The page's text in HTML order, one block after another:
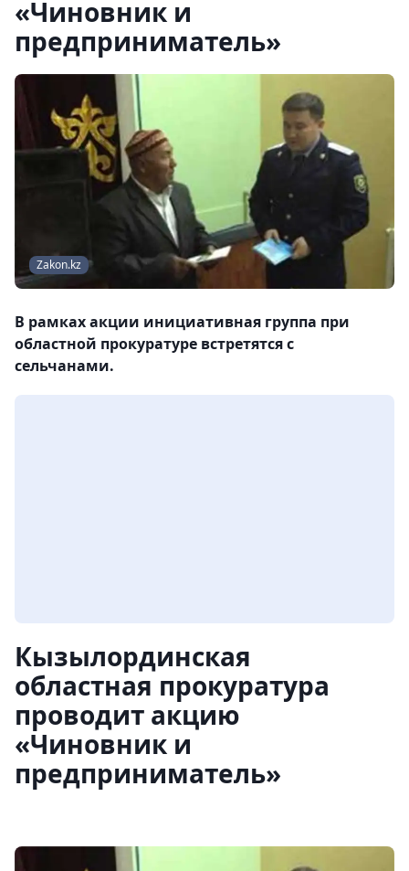
«Чиновник и
предприниматель»
Zakon.kz
В рамках акции инициативная группа при
областной прокуратуре встретятся с
сельчанами.
Кызылординская
областная прокуратура
проводит акцию
«Чиновник и
предприниматель»